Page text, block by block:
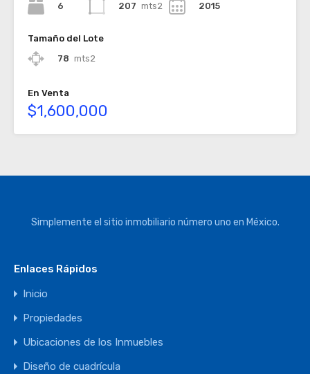
6
207 mts2
2015
Tamaño del Lote
78 mts2
En Venta
$1,600,000
Simplemente el sitio inmobiliario número uno en México.
Enlaces Rápidos
Inicio
Propiedades
Ubicaciones de los Inmuebles
Diseño de cuadrícula